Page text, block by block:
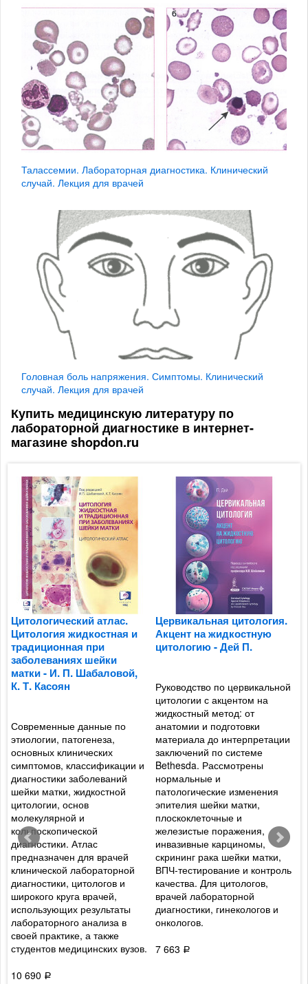
Талассемии. Лабораторная диагностика. Клинический
случай. Лекция для врачей
Головная боль напряжения. Симптомы. Клинический
случай. Лекция для врачей
Купить медицинскую литературу по
лабораторной диагностике в интернет-
магазине shopdon.ru
Цитологический атлас.
Цитология жидкостная и
традиционная при
заболеваниях шейки
матки - И. П. Шабаловой,
К. Т. Касоян
Современные данные по
этиологии, патогенеза,
основных клинических
симптомов, классификации и
диагностики заболеваний
шейки матки, жидкостной
цитологии, основ
молекулярной и
кольпоскопической
диагностики. Атлас
предназначен для врачей
клинической лабораторной
диагностики, цитологов и
широкого круга врачей,
использующих результаты
лабораторного анализа в
своей практике, а также
студентов медицинских вузов.
10 690 Р
Цервикальная цитология.
Акцент на жидкостную
цитологию - Дей П.
Руководство по цервикальной
цитологии с акцентом на
жидкостный метод: от
анатомии и подготовки
материала до интерпретации
заключений по системе
Bethesda. Рассмотрены
нормальные и
патологические изменения
эпителия шейки матки,
плоскоклеточные и
железистые поражения,
инвазивные карциномы,
скрининг рака шейки матки,
ВПЧ-тестирование и контроль
качества. Для цитологов,
врачей лабораторной
диагностики, гинекологов и
онкологов.
7 663 Р